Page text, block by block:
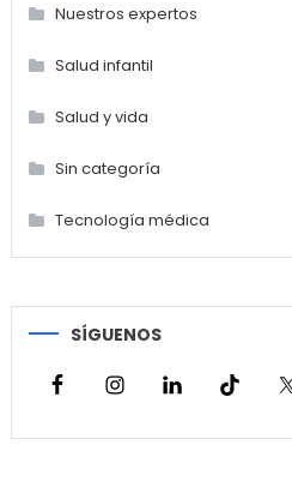
Nuestros expertos
Salud infantil
Salud y vida
Sin categoría
Tecnología médica
SÍGUENOS